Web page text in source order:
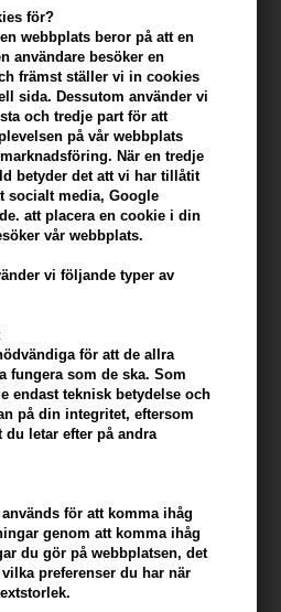
för?
webbplats beror på att en
användare besöker en
främst ställer vi in ​​cookies
sida. Dessutom använder vi
och tredje part för att
på vår webbplats
När en tredje
betyder det att vi har tillåtit
socialt media, Google
att placera en cookie i din
vår webbplats.
vi följande typer av
för att de allra
fungera som de ska. Som
endast teknisk betydelse och
på din integritet, eftersom
letar efter på andra
för att komma ihåg
genom att komma ihåg
du gör på webbplatsen, det
preferenser du har när
på köp av denna artikel -Visa mitt
SEK OCH FÅ FRI FRAKT
Tillverkare
Hairspray ger ett mycket starkt
(avstånd från håret ca 30 cm)